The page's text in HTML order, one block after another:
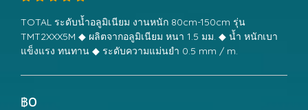
TOTAL ระดับน้ำอลูมิเนียม งานหนัก 80cm-150cm รุ่น
TMT2XXX5M ◆ ผลิตจากอลูมิเนียม หนา 1.5 มม. ◆ น้ำ หนักเบา
แข็งแรง ทนทาน ◆ ระดับความแม่นยำ 0.5 mm / m.
฿0